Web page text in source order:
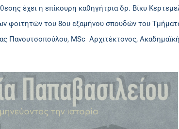
έχει η επίκουρη καθηγήτρια δρ. Βίκυ
φοιτητών του 8ου εξαμήνου σπουδών του
Πανουτσοπούλου, MSc Αρχιτέκτονoς,